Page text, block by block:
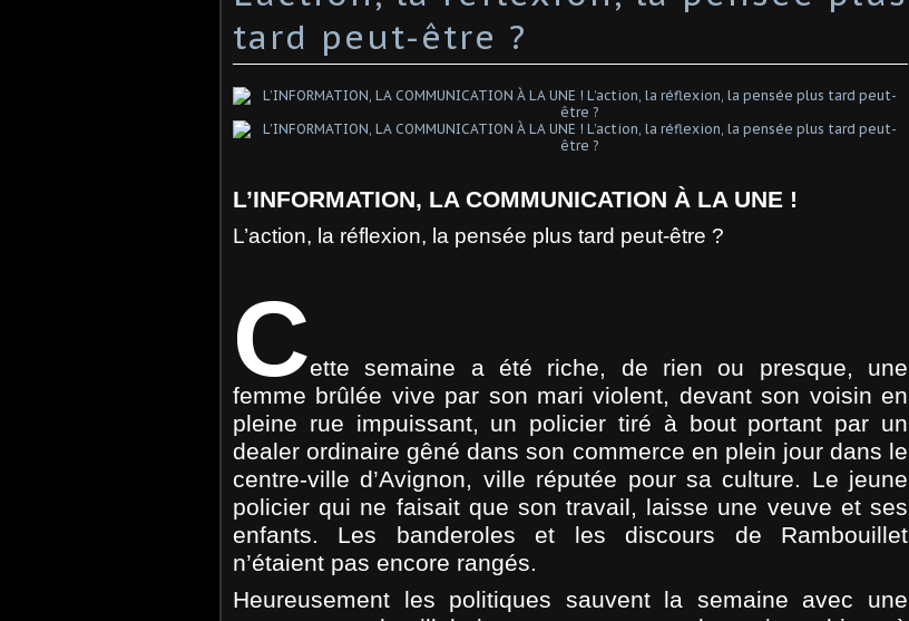
tard peut-être ?
L’INFORMATION, LA COMMUNICATION À LA UNE !
L’action, la réflexion, la pensée plus tard peut-être ?
Cette semaine a été riche, de rien ou presque, une
femme brûlée vive par son mari violent, devant son voisin en
pleine rue impuissant, un policier tiré à bout portant par un
dealer ordinaire gêné dans son commerce en plein jour dans le
centre-ville d’Avignon, ville réputée pour sa culture. Le jeune
policier qui ne faisait que son travail, laisse une veuve et ses
enfants. Les banderoles et les discours de Rambouillet
n’étaient pas encore rangés.
Heureusement les politiques sauvent la semaine avec une